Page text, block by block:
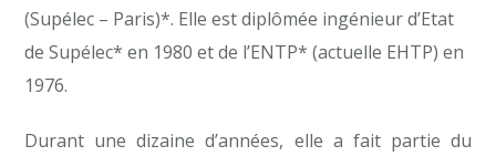
(Supélec – Paris)*. Elle est diplômée ingénieur d’Etat
de Supélec* en 1980 et de l’ENTP* (actuelle EHTP) en
1976.
Durant une dizaine d’années, elle a fait partie du